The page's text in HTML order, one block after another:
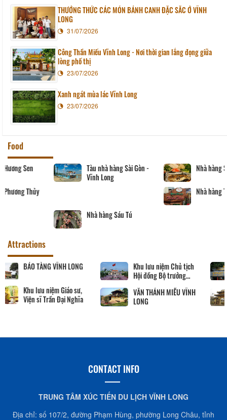
THƯỞNG THỨC CÁC MÓN BÁNH CANH ĐẶC SẮC Ở VĨNH
LONG
31/07/2026
Công Thần Miếu Vĩnh Long - Nơi thời gian lắng đọng giữa
lòng phố thị
23/07/2026
Xanh ngát mùa lác Vĩnh Long
23/07/2026
Food
Tàu nhà hàng Sài Gòn -
Vĩnh Long
Nhà hàng Song Thảo
Nhà hàng Thiên Tân
Nhà hàng Sáu Tú
Attractions
Khu tưởng niệm cố Thủ
BẢO TÀNG VĨNH LONG
Khu lưu niệm Giáo sư,
Viện sĩ Trần Đại Nghĩa
CONTACT INFO
TRUNG TÂM XÚC TIẾN DU LỊCH VĨNH LONG
Địa chỉ: số 107/2, đường Phạm Hùng, phường Long Châu, tỉnh